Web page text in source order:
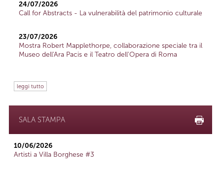
24/07/2026
Call for Abstracts - La vulnerabilità del patrimonio culturale
23/07/2026
Mostra Robert Mapplethorpe, collaborazione speciale tra il
Museo dell'Ara Pacis e il Teatro dell'Opera di Roma
leggi tutto
SALA STAMPA
10/06/2026
Artisti a Villa Borghese #3